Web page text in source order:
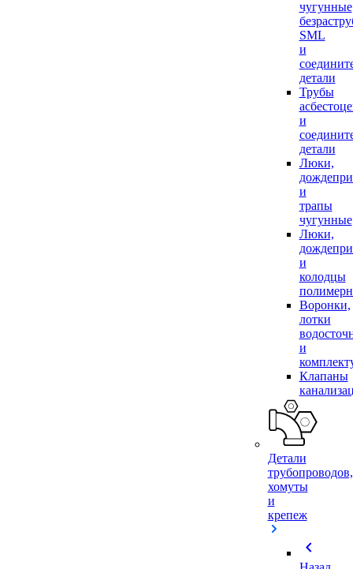
чугунные
SML
и
детали
Трубы
и
детали
Люки,
и
трапы
чугунные
Люки,
и
колодцы
Воронки,
лотки
и
Клапаны
Детали
трубопроводов,
хомуты
и
крепеж
chevron_left